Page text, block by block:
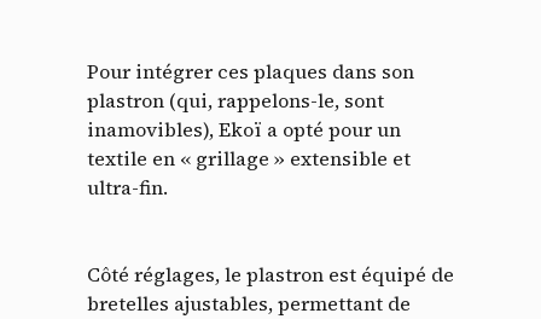
Pour intégrer ces plaques dans son
plastron (qui, rappelons-le, sont
inamovibles), Ekoï a opté pour un
textile en « grillage » extensible et
ultra-fin.
Côté réglages, le plastron est équipé de
bretelles ajustables, permettant de